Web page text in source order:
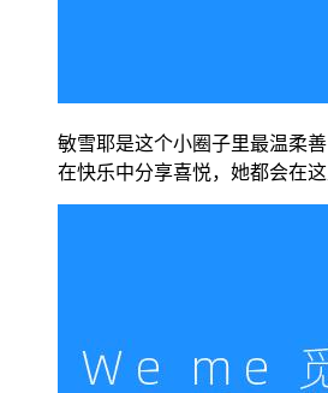
敏雪耶是这个小圈子里最温柔
在快乐中分享喜悦，她都会在这